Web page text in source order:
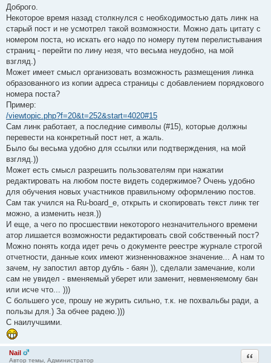
Доброго.
Некоторое время назад столкнулся с необходимостью дать линк на
старый пост и не усмотрел такой возможности. Можно дать цитату с
номером поста, но искать его надо по номеру путем перелистывания
страниц - перейти по лину незя, что весьма неудобно, на мой
взгляд.)
Может имеет смысл организовать возможность размещения линка
образованного из копии адреса страницы с добавлением порядкового
номера поста?
Пример:
/viewtopic.php?f=20&t=252&start=4020#15
Сам линк работает, а последние символы (#15), которые должны
перевести на конкретный пост нет, а жаль.
Было бы весьма удобно для ссылки или подтверждения, на мой
взгляд.))
Может есть смысл разрешить пользователям при нажатии
редактировать на любом посте видеть содержимое? Очень удобно
для обучения новых участников правильному оформлению постов.
Сам так учился на Ru-board_е, открыть и скопировать текст линк тег
можно, а изменить незя.))
И еще, а чего по просшествии некоторого незначительного времени
атор лишается возможности редактировать свой собственный пост?
Можно понять когда идет речь о документе реестре журнале строгой
отчетности, данные коих имеют жизненноважное значение... А нам то
зачем, ну запостил автор дубль - баян )), сделали замечание, коли
сам не увидел - вменяемый уберет или заменит, невменяемому бан
или исче что... )))
С большего усе, прошу не журить сильно, т.к. не похвальбы ради, а
пользы для.) За обчее радею.)))
С наилучшими.
Nail
Автор темы, Администратор